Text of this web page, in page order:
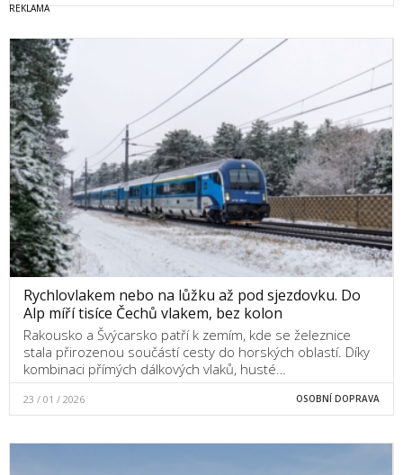
Rychlovlakem nebo na lůžku až pod sjezdovku. Do
Alp míří tisíce Čechů vlakem, bez kolon
Rakousko a Švýcarsko patří k zemím, kde se železnice
stala přirozenou součástí cesty do horských oblastí. Díky
kombinaci přímých dálkových vlaků, husté…
23 / 01 / 2026 OSOBNÍ DOPRAVA